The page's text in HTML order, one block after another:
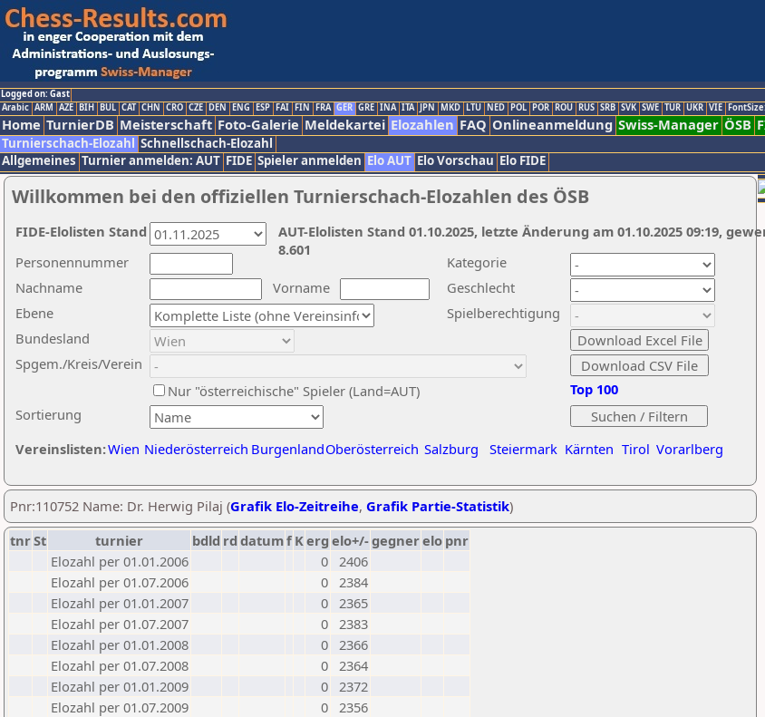
Logged on: Gast
Arabic ARM AZE BIH BUL CAT CHN CRO CZE DEN ENG ESP FAI FIN FRA GER GRE INA ITA JPN MKD LTU NED POL POR ROU RUS SRB SVK SWE TUR UKR VIE
Home TurnierDB Meisterschaft Foto-Galerie Meldekartei Elozahlen FAQ Onlineanmeldung Swiss-Manager ÖSB
Turnierschach-Elozahl Schnellschach-Elozahl
Allgemeines Turnier anmelden: AUT FIDE Spieler anmelden Elo AUT Elo Vorschau Elo FIDE
Willkommen bei den offiziellen Turnierschach-Elozahlen des ÖSB
Nachname
Vorname
Ebene
Kategorie
Sortierung
Personennummer
Bundesland
Spgem./Kreis/Verein
Geschlecht
Nur "österreichische" Spieler (Land=AUT)
Spielberechtigung
Vereinslisten:Wien Niederösterreich BurgenlandOberösterreich Salzburg Steiermark Kärnten Tirol Vorarlberg
Top 100
AUT-Elolisten Stand 01.10.2025, letzte Änderung am 01.10.2025 09:19,
8.601
FIDE-Elolisten Stand
Pnr:110752 Name: Dr. Herwig Pilaj (Grafik Elo-Zeitreihe, Grafik Partie-Statistik)
tnrSt turnier bdld rd datumf Kerg elo+/-gegnerelo pnr
Elozahl per 01.01.2006
0 2406
Elozahl per 01.07.2006
0 2384
Elozahl per 01.01.2007
0 2365
Elozahl per 01.07.2007
0 2383
Elozahl per 01.01.2008
0 2366
Elozahl per 01.07.2008
0 2364
Elozahl per 01.01.2009
0 2372
Elozahl per 01.07.2009
0 2356